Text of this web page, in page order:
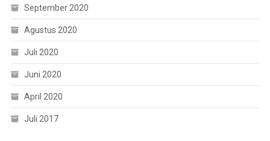
September 2020
Agustus 2020
Juli 2020
Juni 2020
April 2020
Juli 2017